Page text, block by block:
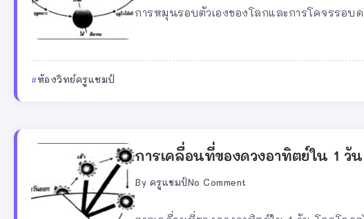
การหมุนรอบตัวเองของโลกและการโคจรรอบ
ห้องวิทย์ครูแชมป์
การเคลื่อนที่ของดวงอาทิตย์ใน 1 วัน
By ครูแชมป์No Comment